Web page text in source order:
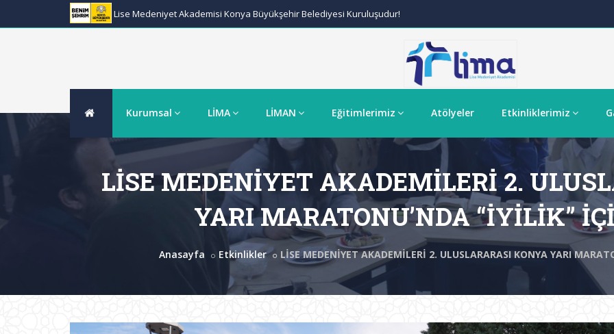
Lise Medeniyet Akademisi Konya Büyükşehir Belediyesi Kuruluşudur!
Kurumsal LİMA LİMAN Eğitimlerimiz Atölyeler Etkinliklerimiz
LİSE MEDENİYET AKADEMİLERİ 2.
YARI MARATONU’NDA “İYİLİK”
Anasayfa Etkinlikler LİSE MEDENİYET AKADEMİLERİ 2. ULUSLARARASI KONYA YARI